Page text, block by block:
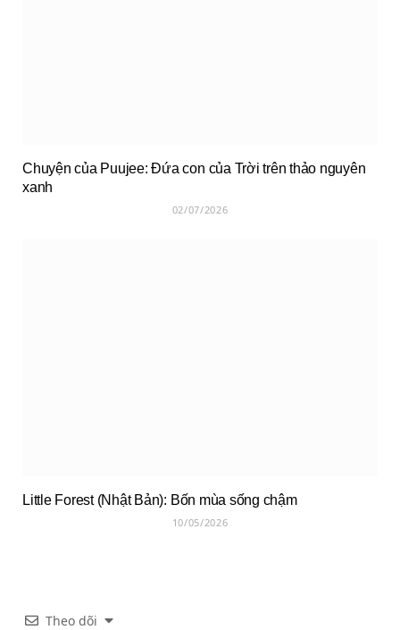
Chuyện của Puujee: Đứa con của Trời trên thảo nguyên
xanh
02/07/2026
Little Forest (Nhật Bản): Bốn mùa sống chậm
10/05/2026
Theo dõi